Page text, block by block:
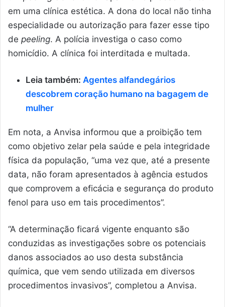
em uma clínica estética. A dona do local não tinha
especialidade ou autorização para fazer esse tipo
de peeling. A polícia investiga o caso como
homicídio. A clínica foi interditada e multada.
Leia também: Agentes alfandegários
descobrem coração humano na bagagem de
mulher
Em nota, a Anvisa informou que a proibição tem
como objetivo zelar pela saúde e pela integridade
física da população, “uma vez que, até a presente
data, não foram apresentados à agência estudos
que comprovem a eficácia e segurança do produto
fenol para uso em tais procedimentos”.
“A determinação ficará vigente enquanto são
conduzidas as investigações sobre os potenciais
danos associados ao uso desta substância
química, que vem sendo utilizada em diversos
procedimentos invasivos”, completou a Anvisa.